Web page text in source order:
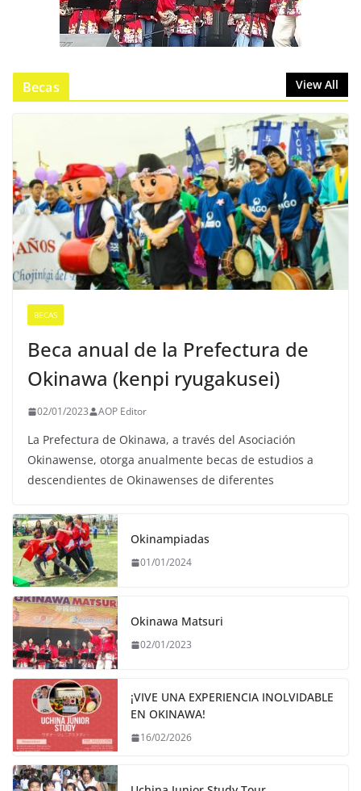
Becas View All
BECAS
Beca anual de la Prefectura de
Okinawa (kenpi ryugakusei)
02/01/2023 AOP Editor
La Prefectura de Okinawa, a través del Asociación
Okinawense, otorga anualmente becas de estudios a
descendientes de Okinawenses de diferentes
Okinampiadas
01/01/2024
Okinawa Matsuri
02/01/2023
¡VIVE UNA EXPERIENCIA INOLVIDABLE
EN OKINAWA!
16/02/2026